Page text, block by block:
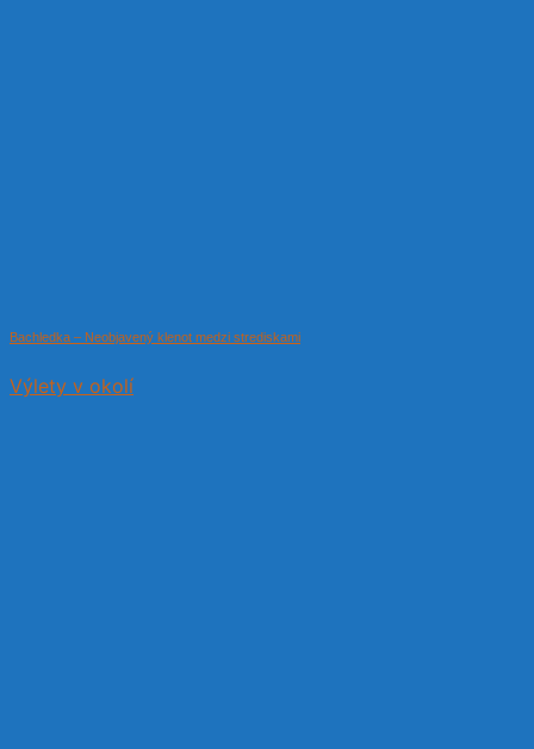
Bachledka – Neobjavený klenot medzi strediskami
Výlety v okolí